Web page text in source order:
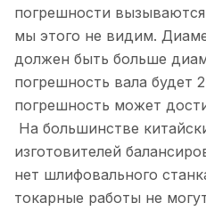
погрешности
мы этого не видим.
должен быть больше
погрешность вала будет
погрешность может
На большинстве
изготовителей
нет шлифовального
токарные работы не